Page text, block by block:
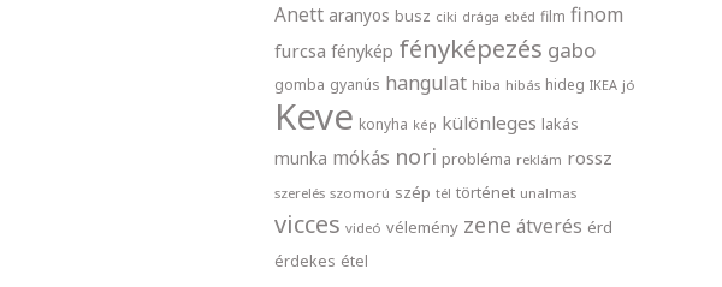
Anett aranyos busz ciki drága ebéd film finom
furcsa fénykép fényképezés gabo
gomba gyanús hangulat hiba hibás hideg IKEA jó
Keve konyha kép különleges lakás
munka mókás nori probléma reklám rossz
szerelés szomorú szép tél történet unalmas
vicces videó vélemény zene átverés érd
érdekes étel